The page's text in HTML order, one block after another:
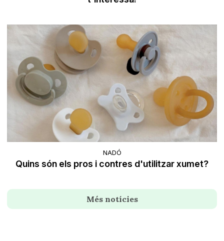
NADÓ
Quins són els pros i contres d'utilitzar xumet?
Més notícies